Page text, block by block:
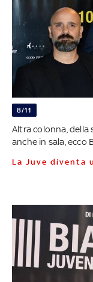
8/11
Altra colonna, della
anche in sala, ecco
La Juve